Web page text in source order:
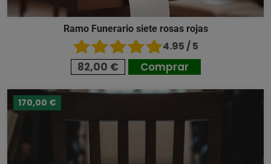
Ramo Funerario siete rosas rojas
4.95 / 5
82,00 € Comprar
170,00 €